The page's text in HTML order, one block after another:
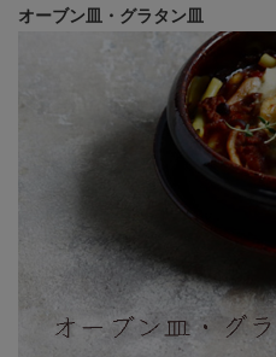
オーブン皿・グラタン皿